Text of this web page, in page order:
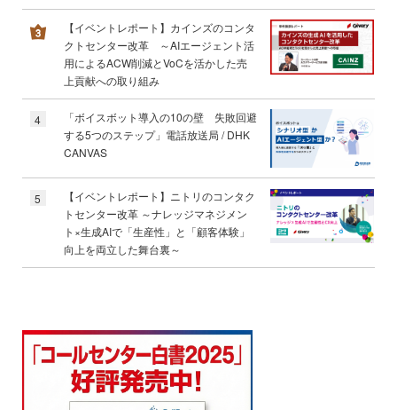
【イベントレポート】カインズのコンタ
クトセンター改革 ～AIエージェント活
用によるACW削減とVoCを活かした売
上貢献への取り組み
4
「ボイスボット導入の10の壁 失敗回避
する5つのステップ」電話放送局 / DHK
CANVAS
5
【イベントレポート】ニトリのコンタク
トセンター改革 ～ナレッジマネジメン
ト×生成AIで「生産性」と「顧客体験」
向上を両立した舞台裏～